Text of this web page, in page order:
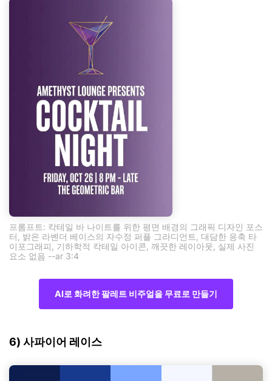
프롬프트: 칵테일 바 나이트를 위한 평면 배경의 그래픽 디자인 포스
터, 밝은 라벤더 베이스의 자수정 퍼플 그라디언트, 대담한 응축 타
이포그래피, 기하학적 칵테일 아이콘, 깨끗한 레이아웃, 실제 사진
요소 없음 --ar 3:4
AI로 화려한 팔레트 비주얼을 무료로 만들기
6) 사파이어 레이스